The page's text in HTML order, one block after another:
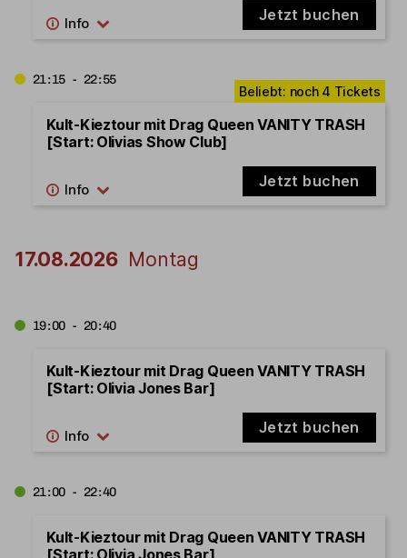
Jetzt buchen
21:15 - 22:55
Kult-Kieztour mit Drag Queen VANITY TRASH
[Start: Olivias Show Club]
Jetzt buchen
17.08.2026 Montag
19:00 - 20:40
Kult-Kieztour mit Drag Queen VANITY TRASH
[Start: Olivia Jones Bar]
Jetzt buchen
21:00 - 22:40
Kult-Kieztour mit Drag Queen VANITY TRASH
[Start: Olivia Jones Bar]